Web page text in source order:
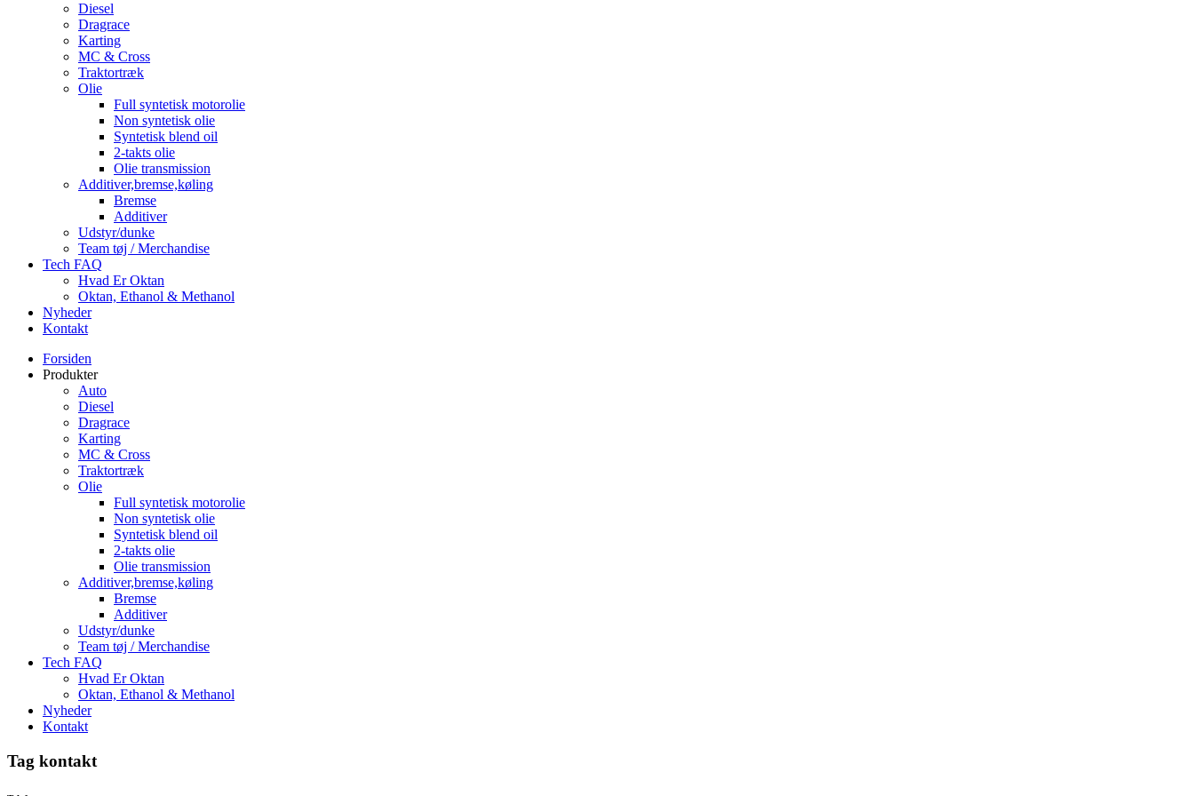
Diesel
Dragrace
Karting
MC & Cross
Traktortræk
Olie
Full syntetisk motorolie
Non syntetisk olie
Syntetisk blend oil
2-takts olie
Olie transmission
Additiver,bremse,køling
Bremse
Additiver
Udstyr/dunke
Team tøj / Merchandise
Tech FAQ
Hvad Er Oktan
Oktan, Ethanol & Methanol
Nyheder
Kontakt
Forsiden
Produkter
Auto
Diesel
Dragrace
Karting
MC & Cross
Traktortræk
Olie
Full syntetisk motorolie
Non syntetisk olie
Syntetisk blend oil
2-takts olie
Olie transmission
Additiver,bremse,køling
Bremse
Additiver
Udstyr/dunke
Team tøj / Merchandise
Tech FAQ
Hvad Er Oktan
Oktan, Ethanol & Methanol
Nyheder
Kontakt
Tag kontakt